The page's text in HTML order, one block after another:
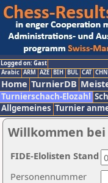
Logged on: Gast
Arabic ARM AZE BIH BUL CAT CHN
Home TurnierDB
Turnierschach-Elozahl
Allgemeines Turnier
Willkommen bei
Personennummer
FIDE-Elolisten Stand